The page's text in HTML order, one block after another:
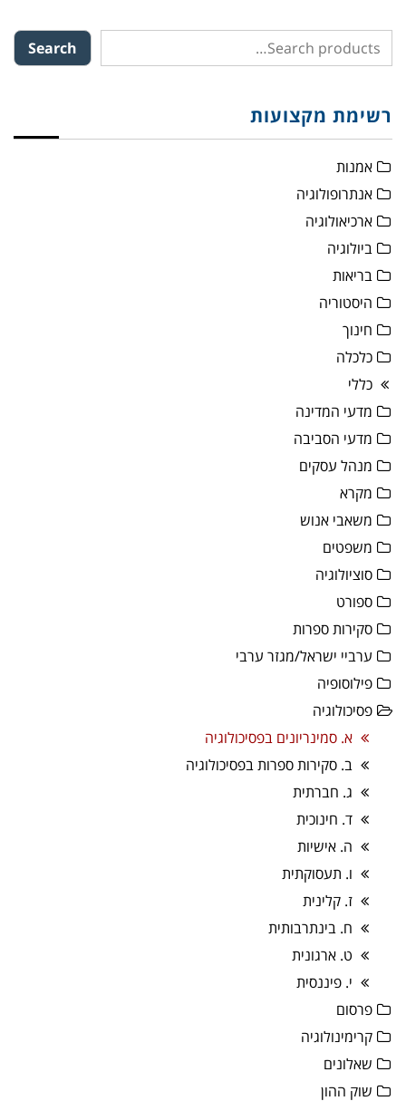
Search
רשימת מקצועות
אמנות
אנתרופולוגיה
ארכיאולוגיה
ביולוגיה
בריאות
היסטוריה
חינוך
כלכלה
כללי
מדעי המדינה
מדעי הסביבה
מנהל עסקים
מקרא
משאבי אנוש
משפטים
סוציולוגיה
ספורט
סקירות ספרות
ערביי ישראל/מגזר ערבי
פילוסופיה
פסיכולוגיה
א. סמינריונים בפסיכולוגיה
ב. סקירות ספרות בפסיכולוגיה
ג. חברתית
ד. חינוכית
ה. אישיות
ו. תעסוקתית
ז. קלינית
ח. בינתרבותית
ט. ארגונית
י. פיננסית
פרסום
קרימינולוגיה
שאלונים
שוק ההון